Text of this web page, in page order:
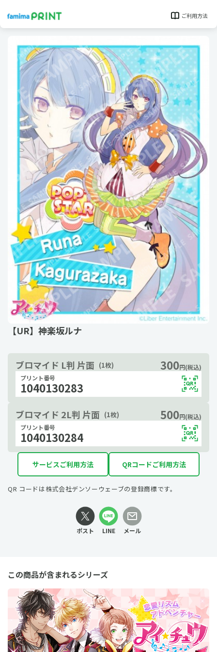
ご利用方法
【UR】神楽坂ルナ
ブロマイド L判 片面 (1枚) 300円(税込)
プリント番号
1040130283
ブロマイド 2L判 片面 (1枚) 500円(税込)
プリント番号
1040130284
サービスご利用方法 QRコードご利用方法
QR コードは株式会社デンソーウェーブの登録商標です。
ポスト LINE メール
この商品が含まれるシリーズ